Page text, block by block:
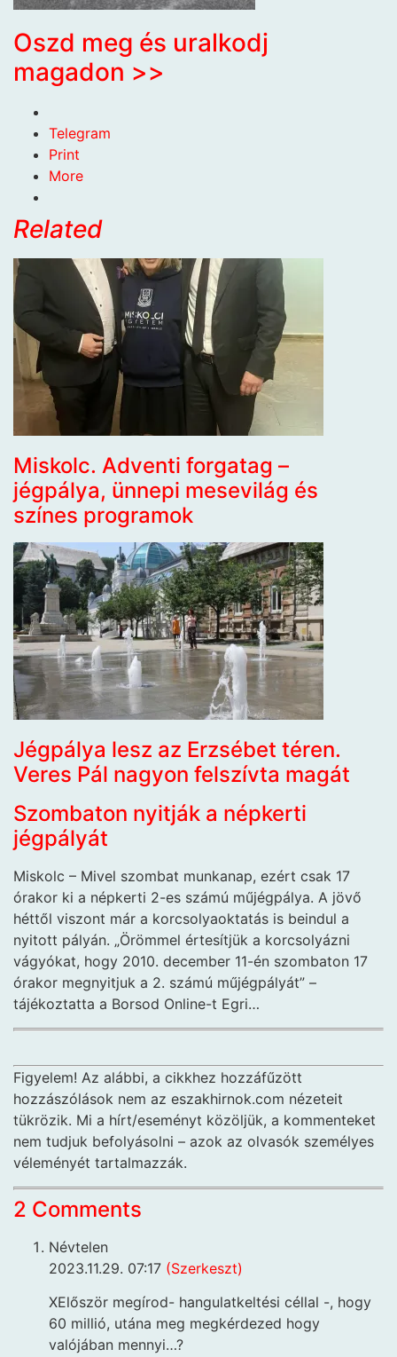
Oszd meg és uralkodj
magadon >>
Telegram
Print
More
Related
Miskolc. Adventi forgatag –
jégpálya, ünnepi mesevilág és
színes programok
Jégpálya lesz az Erzsébet téren.
Veres Pál nagyon felszívta magát
Szombaton nyitják a népkerti
jégpályát
Miskolc – Mivel szombat munkanap, ezért csak 17
órakor ki a népkerti 2-es számú műjégpálya. A jövő
héttől viszont már a korcsolyaoktatás is beindul a
nyitott pályán. „Örömmel értesítjük a korcsolyázni
vágyókat, hogy 2010. december 11-én szombaton 17
órakor megnyitjuk a 2. számú műjégpályát” –
tájékoztatta a Borsod Online-t Egri…
Figyelem! Az alábbi, a cikkhez hozzáfűzött
hozzászólások nem az eszakhirnok.com nézeteit
tükrözik. Mi a hírt/eseményt közöljük, a kommenteket
nem tudjuk befolyásolni – azok az olvasók személyes
véleményét tartalmazzák.
2 Comments
Névtelen
2023.11.29. 07:17 (Szerkeszt)
XElőször megírod- hangulatkeltési céllal -, hogy
60 millió, utána meg megkérdezed hogy
valójában mennyi…?